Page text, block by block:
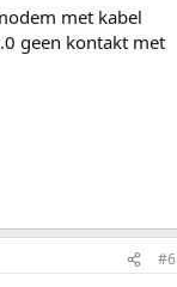
met kabel
geen kontakt met
#6